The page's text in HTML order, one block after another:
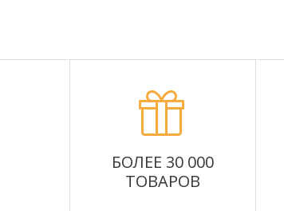
БОЛЕЕ 30 000
ТОВАРОВ